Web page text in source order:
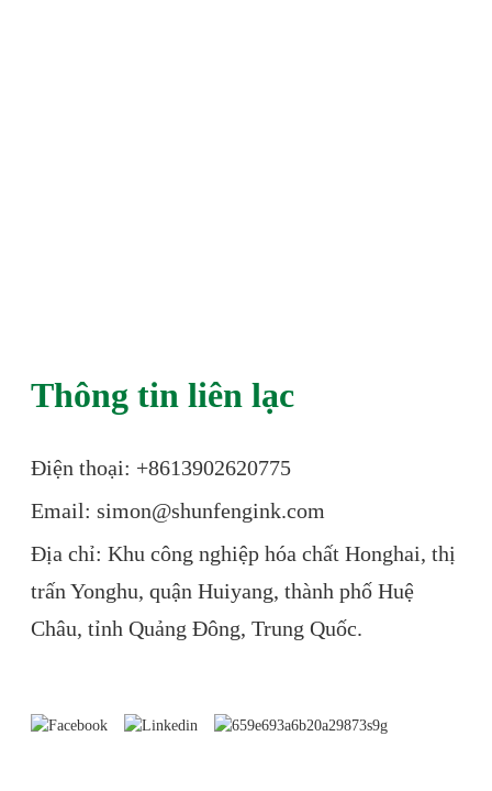
Thông tin liên lạc
Điện thoại: +8613902620775
Email: simon@shunfengink.com
Địa chỉ: Khu công nghiệp hóa chất Honghai, thị
trấn Yonghu, quận Huiyang, thành phố Huệ
Châu, tỉnh Quảng Đông, Trung Quốc.